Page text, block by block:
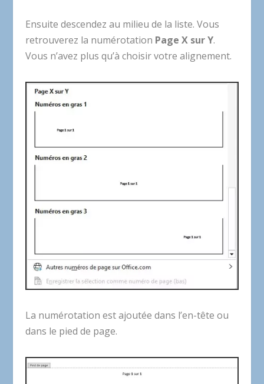
Ensuite descendez au milieu de la liste. Vous
retrouverez la numérotation Page X sur Y.
Vous n’avez plus qu’à choisir votre alignement.
La numérotation est ajoutée dans l’en-tête ou
dans le pied de page.